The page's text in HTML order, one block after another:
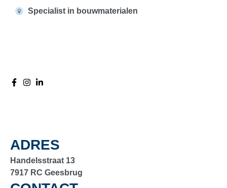
Specialist in bouwmaterialen
ADRES
Handelsstraat 13
7917 RC Geesbrug